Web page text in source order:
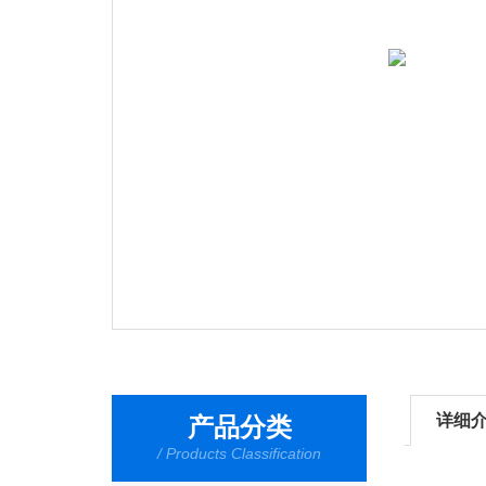
产品分类
/ Products Classification
详细